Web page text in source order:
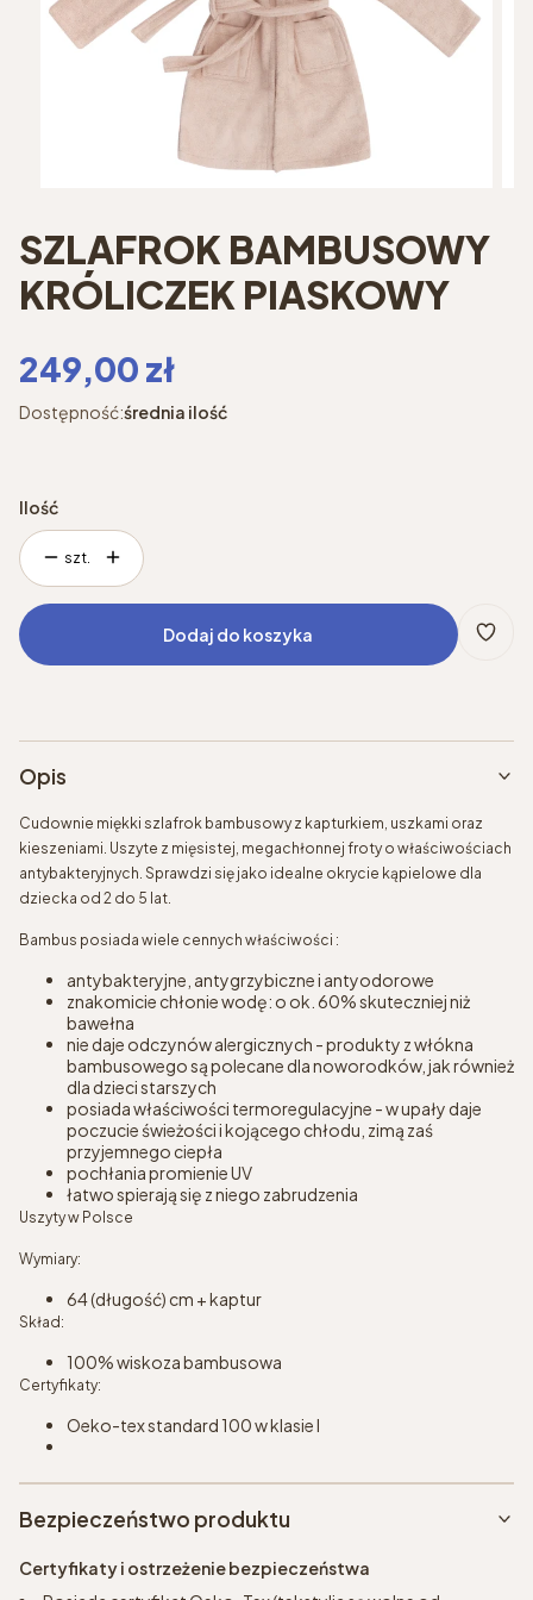
SZLAFROK BAMBUSOWY
KRÓLICZEK PIASKOWY
Cena
249,00 zł
Dostępność:średnia ilość
Ilość
szt.
Dodaj do koszyka
Opis
Cudownie miękki szlafrok bambusowy z kapturkiem, uszkami oraz
kieszeniami. Uszyte z mięsistej, megachłonnej froty o właściwościach
antybakteryjnych. Sprawdzi się jako idealne okrycie kąpielowe dla
dziecka od 2 do 5 lat.
Bambus posiada wiele cennych właściwości :
antybakteryjne, antygrzybiczne i antyodorowe
znakomicie chłonie wodę: o ok. 60% skuteczniej niż
bawełna
nie daje odczynów alergicznych - produkty z włókna
bambusowego są polecane dla noworodków, jak również
dla dzieci starszych
posiada właściwości termoregulacyjne - w upały daje
poczucie świeżości i kojącego chłodu, zimą zaś
przyjemnego ciepła
pochłania promienie UV
łatwo spierają się z niego zabrudzenia
Uszyty w Polsce
Wymiary:
64 (długość) cm + kaptur
Skład:
100% wiskoza bambusowa
Certyfikaty:
Oeko-tex standard 100 w klasie I
Bezpieczeństwo produktu
Certyfikaty i ostrzeżenie bezpieczeństwa